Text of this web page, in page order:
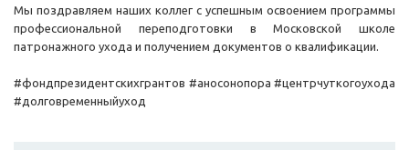
Мы поздравляем наших коллег с успешным освоением программы
профессиональной переподготовки в Московской школе
патронажного ухода и получением документов о квалификации.
#фондпрезидентскихгрантов #аносонопора #центрчуткогоухода
#долговременныйуход